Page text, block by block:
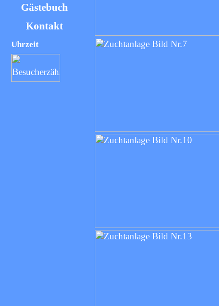
Gästebuch
Kontakt
Uhrzeit